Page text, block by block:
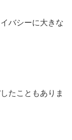
バシーに大きな
たこともありま